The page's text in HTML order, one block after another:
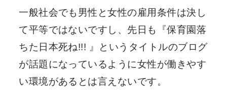
一般社会でも男性と女性の雇用条件は決し
て平等ではないですし、先日も『保育園落
ちた日本死ね!!! 』というタイトルのブログ
が話題になっているように女性が働きやす
い環境があるとは言えないです。